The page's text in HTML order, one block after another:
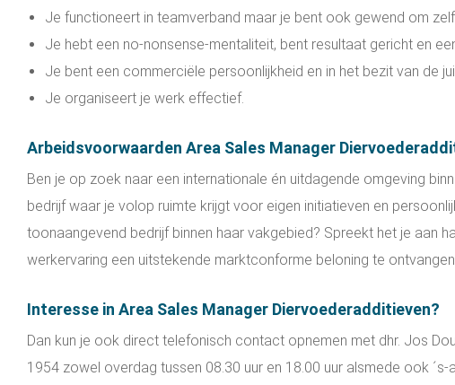
Je functioneert in teamverband maar je bent ook gewend om
Je hebt een no-nonsense-mentaliteit, bent resultaat gericht en
Je bent een commerciële persoonlijkheid en in het bezit van de
Je organiseert je werk effectief.
Arbeidsvoorwaarden Area Sales Manager
Ben je op zoek naar een internationale én uitdagende omgeving
bedrijf waar je volop ruimte krijgt voor eigen initiatieven en
toonaangevend bedrijf binnen haar vakgebied? Spreekt het je aan
werkervaring een uitstekende marktconforme beloning te
Interesse in Area Sales Manager Diervoederadditieven?
Dan kun je ook direct telefonisch contact opnemen met dhr. Jos
1954 zowel overdag tussen 08.30 uur en 18.00 uur alsmede ook